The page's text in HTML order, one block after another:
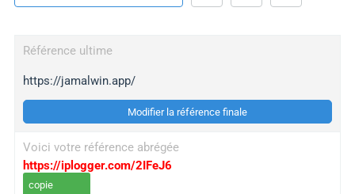
Référence ultime
https://jamalwin.app/
Modifier la référence finale
Voici votre référence abrégée
https://iplogger.com/2IFeJ6
copie